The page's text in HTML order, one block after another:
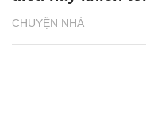
CHUYỆN NHÀ